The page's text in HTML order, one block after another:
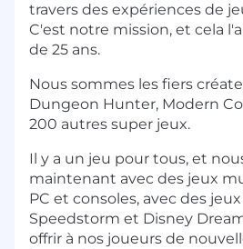
travers des expériences de
C'est notre mission, et cela
de 25 ans.
Nous sommes les fiers
Dungeon Hunter, Modern
200 autres super jeux.
Il y a un jeu pour tous, et
maintenant avec des jeux
PC et consoles, avec des
Speedstorm et Disney
offrir à nos joueurs de